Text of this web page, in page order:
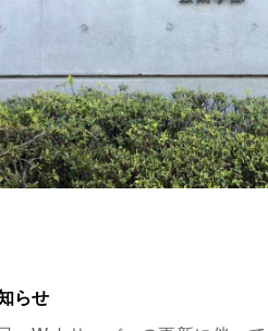
らせ